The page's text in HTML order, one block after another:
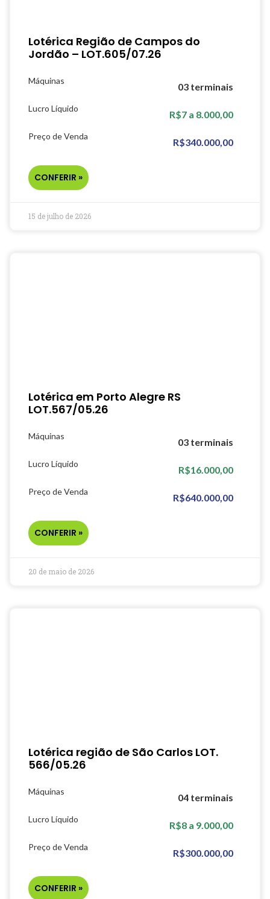
Lotérica Região de Campos do
Jordão – LOT.605/07.26
Máquinas
03 terminais
Lucro Líquido
R$7 a 8.000,00
Preço de Venda
R$340.000,00
CONFERIR »
15 de julho de 2026
Lotérica em Porto Alegre RS
LOT.567/05.26
Máquinas
03 terminais
Lucro Líquido
R$16.000,00
Preço de Venda
R$640.000,00
CONFERIR »
20 de maio de 2026
Lotérica região de São Carlos LOT.
566/05.26
Máquinas
04 terminais
Lucro Líquido
R$8 a 9.000,00
Preço de Venda
R$300.000,00
CONFERIR »